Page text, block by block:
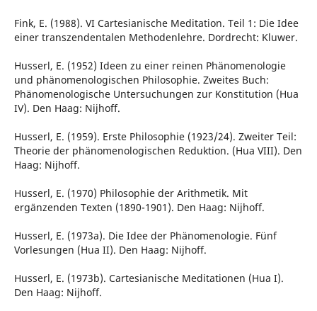
Fink, E. (1988). VI Cartesianische Meditation. Teil 1: Die Idee
einer transzendentalen Methodenlehre. Dordrecht: Kluwer.
Husserl, E. (1952) Ideen zu einer reinen Phänomenologie
und phänomenologischen Philosophie. Zweites Buch:
Phänomenologische Untersuchungen zur Konstitution (Hua
IV). Den Haag: Nijhoff.
Husserl, E. (1959). Erste Philosophie (1923/24). Zweiter Teil:
Theorie der phänomenologischen Reduktion. (Hua VIII). Den
Haag: Nijhoff.
Husserl, E. (1970) Philosophie der Arithmetik. Mit
ergänzenden Texten (1890-1901). Den Haag: Nijhoff.
Husserl, E. (1973a). Die Idee der Phänomenologie. Fünf
Vorlesungen (Hua II). Den Haag: Nijhoff.
Husserl, E. (1973b). Cartesianische Meditationen (Hua I).
Den Haag: Nijhoff.